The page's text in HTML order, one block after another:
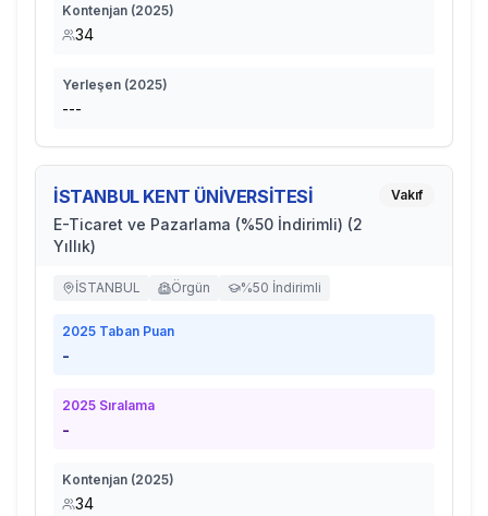
Kontenjan (2025)
34
Yerleşen (2025)
---
İSTANBUL KENT ÜNİVERSİTESİ
E-Ticaret ve Pazarlama (%50 İndirimli) (2
Yıllık)
Vakıf
İSTANBUL Örgün %50 İndirimli
2025 Taban Puan
-
2025 Sıralama
-
Kontenjan (2025)
34